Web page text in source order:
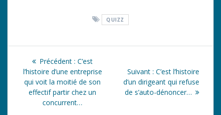
QUIZZ
Navigation
de
l’article
Précédent : Article
précédent
C’est
l’histoire d’une entreprise
qui voit la moitié de son
effectif partir chez un
concurrent…
Suivant : Article
suivant
:
C’est l’histoire
d’un dirigeant qui refuse
de s’auto-dénoncer…